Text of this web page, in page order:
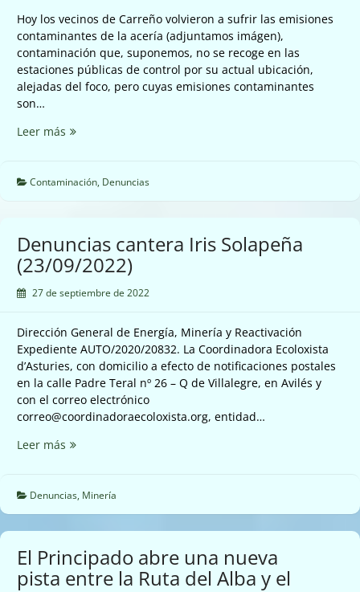
partículas
en
Siero
(25/09/2022).
Hoy los vecinos de Carreño volvieron a sufrir las emisiones
contaminantes de la acería (adjuntamos imágen),
contaminación que, suponemos, no se recoge en las
estaciones públicas de control por su actual ubicación,
alejadas del foco, pero cuyas emisiones contaminantes
son…
Leer más Nuevas
ArcelorMittal
Contaminación, Denuncias
Denuncias cantera Iris Solapeña
(23/09/2022)
27 de septiembre de 2022
Dirección General de Energía, Minería y Reactivación
Expediente AUTO/2020/20832. La Coordinadora Ecoloxista
d’Asturies, con domicilio a efecto de notificaciones postales
en la calle Padre Teral nº 26 – Q de Villalegre, en Avilés y
con el correo electrónico
correo@coordinadoraecoloxista.org, entidad…
Leer más Denuncias
Solapeña
(23/09/2022)
Denuncias, Minería
El Principado abre una nueva
pista entre la Ruta del Alba y el